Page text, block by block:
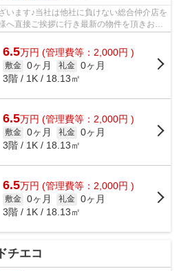
います♪当社は他社に負けない総合仲介店を
へ直接ご挨拶に行き最新の物件を頂きお客
報は...
6.5万円 (管理費等：2,000円 )
敷金 0ヶ月 礼金 0ヶ月
3階 / 1K / 18.13㎡
6.5万円 (管理費等：2,000円 )
敷金 0ヶ月 礼金 0ヶ月
3階 / 1K / 18.13㎡
6.5万円 (管理費等：2,000円 )
敷金 0ヶ月 礼金 0ヶ月
3階 / 1K / 18.13㎡
チエコ